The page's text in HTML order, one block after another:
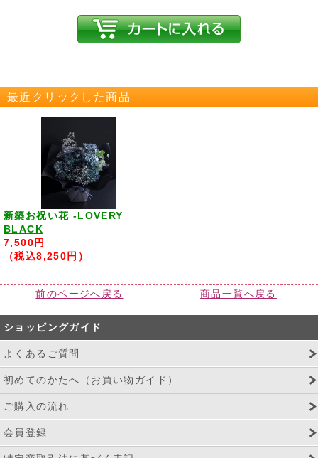
最近クリックした商品
新築お祝い花 -LOVERY
BLACK
7,500円
（税込8,250円）
前のページへ戻る 商品一覧へ戻る
ショッピングガイド
よくあるご質問
初めてのかたへ（お買い物ガイド）
ご購入の流れ
会員登録